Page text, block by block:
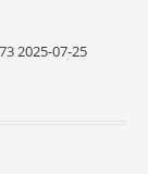
2025-07-25